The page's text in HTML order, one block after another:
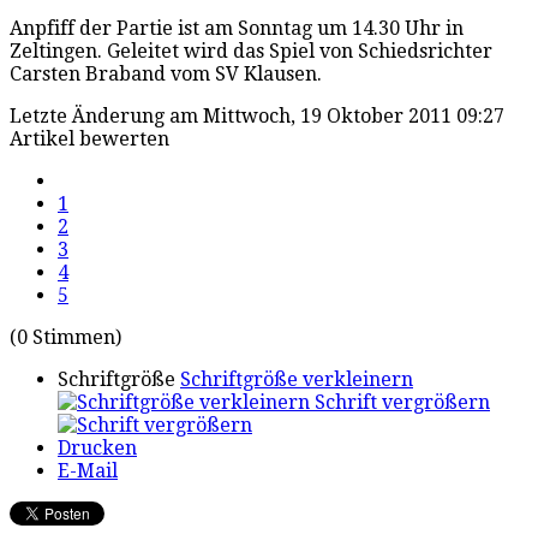
Anpfiff der Partie ist am Sonntag um 14.30 Uhr in
Zeltingen. Geleitet wird das Spiel von Schiedsrichter
Carsten Braband vom SV Klausen.
Letzte Änderung am Mittwoch, 19 Oktober 2011 09:27
Artikel bewerten
1
2
3
4
5
(0 Stimmen)
Schriftgröße Schriftgröße verkleinern
Schrift vergrößern
Drucken
E-Mail